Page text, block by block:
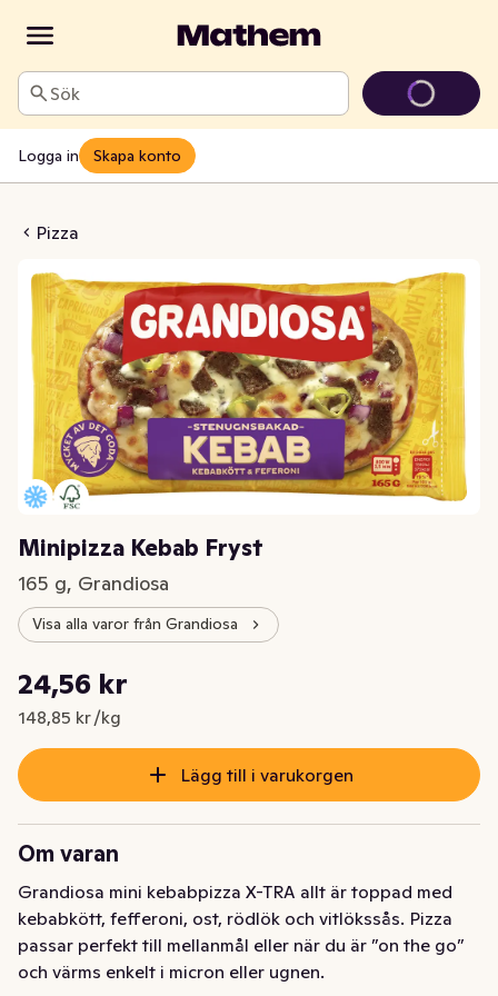
Sök
Logga in Skapa konto
Pizza
Kebab Fryst
Minipizza Kebab Fryst
165 g, Grandiosa
Visa alla varor från Grandiosa
Nuvarande pris är: 24,56 kr
24,56 kr
148,85 kr /kg
Styckpris: 148,85 kr /kg
Lägg till i varukorgen
Om varan
Grandiosa mini kebabpizza X-TRA allt är toppad med
kebabkött, fefferoni, ost, rödlök och vitlökssås. Pizza
passar perfekt till mellanmål eller när du är ”on the go”
och värms enkelt i micron eller ugnen.